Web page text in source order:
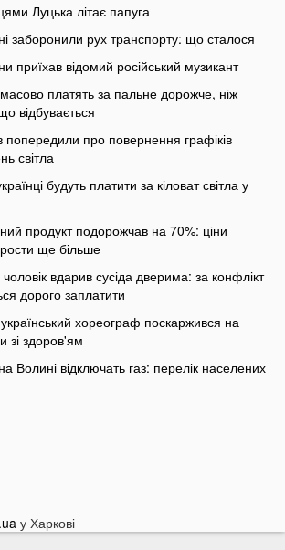
Луцька літає папуга
заборонили рух транспорту: що сталося
приїхав відомий російський музикант
масово платять за пальне дорожче, ніж
відбувається
попередили про повернення графіків
світла
будуть платити за кіловат світла у
продукт подорожчав на 70%: ціни
ще більше
вдарив сусіда дверима: за конфлікт
дорого заплатити
хореограф поскаржився на
зі здоров'ям
Волині відключать газ: перелік населених
два дні вируватиме аномалія
у Харкові